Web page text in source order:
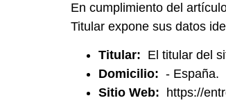
En cumplimiento del
Titular expone sus datos
Titular: El titular del
Domicilio: - España.
Sitio Web:
https://